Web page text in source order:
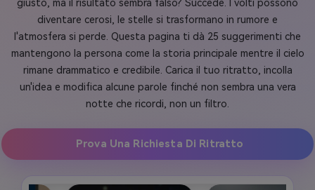
giusto, ma il risultato sembra falso? Succede. I volti possono
diventare cerosi, le stelle si trasformano in rumore e
l'atmosfera si perde. Questa pagina ti dà 25 suggerimenti che
mantengono la persona come la storia principale mentre il cielo
rimane drammatico e credibile. Carica il tuo ritratto, incolla
un'idea e modifica alcune parole finché non sembra una vera
notte che ricordi, non un filtro.
Prova Una Richiesta Di Ritratto